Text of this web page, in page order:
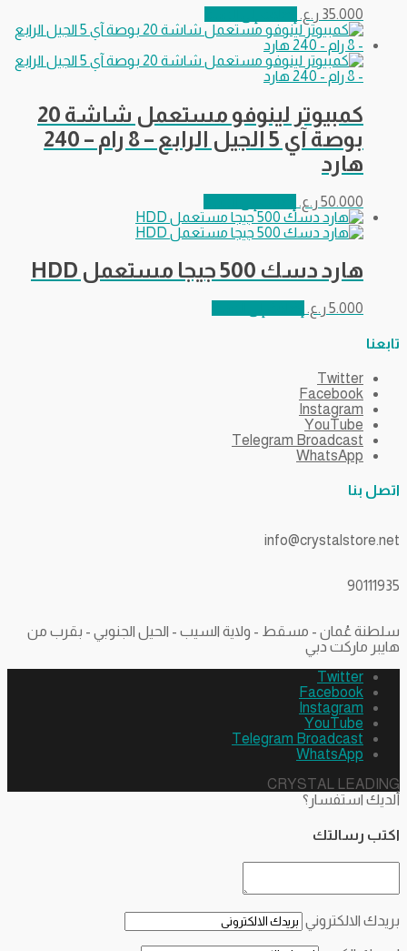
35.000 ر.ع.
كمبيوتر لينوفو مستعمل شاشة 20
بوصة آي 5 الجيل الرابع – 8 رام – 240
هارد
50.000 ر.ع.
هارد دسك 500 جيجا مستعمل HDD
5.000 ر.ع.
تابعنا
Twitter
Facebook
Instagram
YouTube
Telegram Broadcast
WhatsApp
اتصل بنا
info@crystalstore.net
90111935
سلطنة عُمان - مسقط - ولاية السيب - الحيل الجنوبي - بقرب من
هايبر ماركت دبي
Twitter
Facebook
Instagram
YouTube
Telegram Broadcast
WhatsApp
CRYSTAL LEADING
ألديك استفسار؟
اكتب رسالتك
بريدك الالكتروني